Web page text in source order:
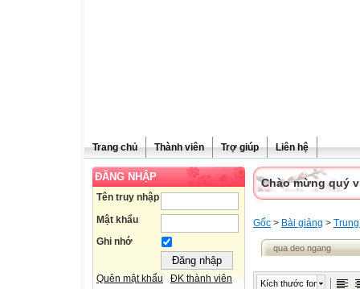
Trang chủ Thành viên Trợ giúp Liên hệ
ĐĂNG NHẬP
Tên truy nhập
Mật khẩu
Ghi nhớ
Quên mật khẩu ĐK thành viên
Chào mừng quý
Gốc > Bài giảng >
qua deo ngang
Kích thước font